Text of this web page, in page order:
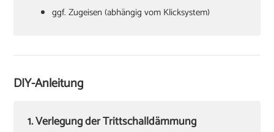
ggf. Zugeisen (abhängig vom Klicksystem)
Cuttermesser
Zollstock
DIY-Anleitung
1. Verlegung der Trittschalldämmung